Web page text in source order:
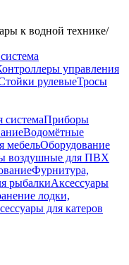
к водной технике/
управления
рулевыеТросы
системаПриборы
Водомётные
мебельОборудование
воздушные для ПВХ
Фурнитура,
рыбалкиАксессуары
лодки,
для катеров